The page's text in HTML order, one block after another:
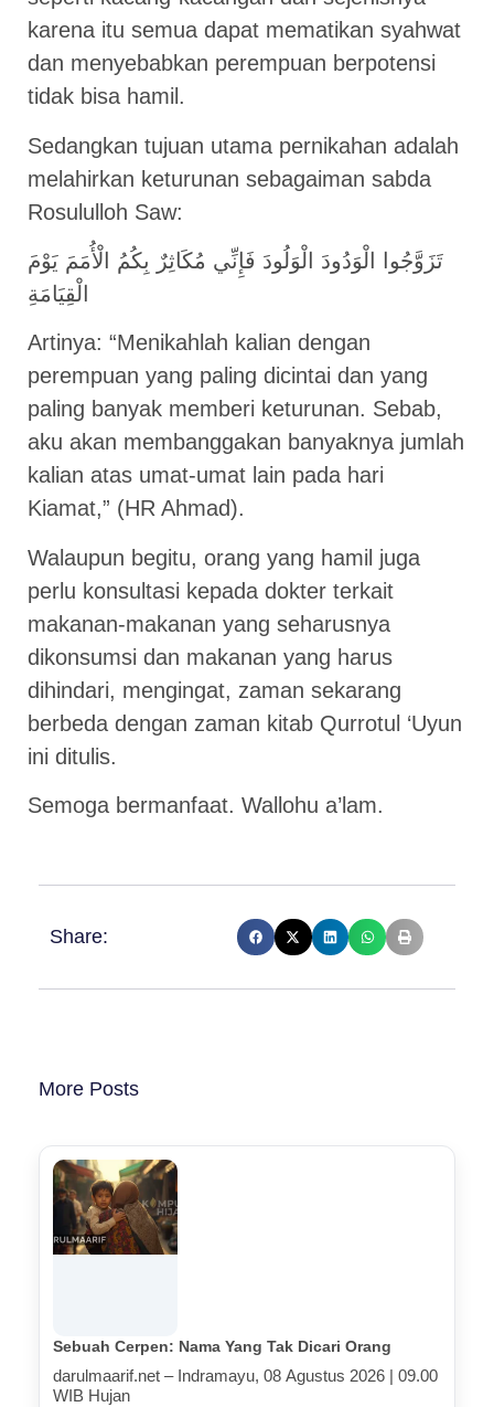
karena itu semua dapat mematikan syahwat
dan menyebabkan perempuan berpotensi
tidak bisa hamil.
Sedangkan tujuan utama pernikahan adalah
melahirkan keturunan sebagaiman sabda
Rosululloh Saw:
تَزَوَّجُوا الْوَدُودَ الْوَلُودَ فَإِنِّي مُكَاثِرٌ بِكُمُ الْأُمَمَ يَوْمَ
الْقِيَامَةِ
Artinya: “Menikahlah kalian dengan
perempuan yang paling dicintai dan yang
paling banyak memberi keturunan. Sebab,
aku akan membanggakan banyaknya jumlah
kalian atas umat-umat lain pada hari
Kiamat,” (HR Ahmad).
Walaupun begitu, orang yang hamil juga
perlu konsultasi kepada dokter terkait
makanan-makanan yang seharusnya
dikonsumsi dan makanan yang harus
dihindari, mengingat, zaman sekarang
berbeda dengan zaman kitab Qurrotul ‘Uyun
ini ditulis.
Semoga bermanfaat. Wallohu a’lam.
Share:
More Posts
Sebuah Cerpen: Nama Yang Tak Dicari Orang
darulmaarif.net – Indramayu, 08 Agustus 2026 | 09.00
WIB Hujan